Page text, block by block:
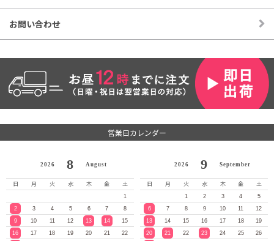
ドライ/プリザ かすみ草_ロング_A
お問い合わせ
営業日カレンダー
2026 8 August
日 月 火 水 木 金 土
1
2
3 4 5 6 7
8
9
10 11 12 13 14
15
16
17 18 19 20 21
22
2026 9 September
日 月 火 水 木 金 土
1 2 3 4
5
6
7 8 9 10 11
12
13
14 15 16 17 18
19
20
21 22 23 24 25
26